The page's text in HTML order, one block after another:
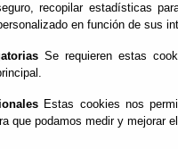
recopilar estadísticas
en función de sus
Se requieren estas
Estas cookies nos
que podamos medir y mejorar